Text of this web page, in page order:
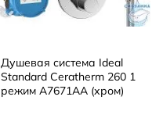
Душевая система Ideal
Standard Ceratherm 260 1
режим A7671AA (хром)